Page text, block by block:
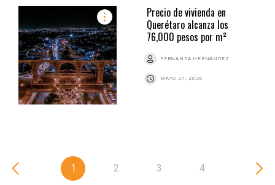
Precio de vivienda en
Querétaro alcanza los
76,000 pesos por m²
FERNANDA HERNÁNDEZ
MAYO 27, 2026
1 2 3 4